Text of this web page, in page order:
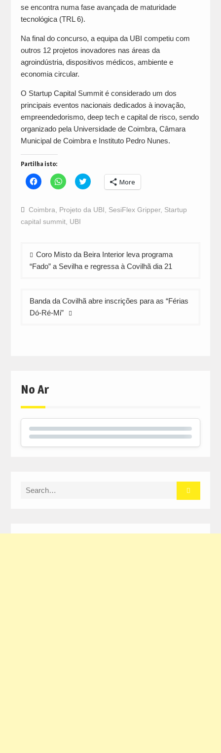
se encontra numa fase avançada de maturidade
tecnológica (TRL 6).
Na final do concurso, a equipa da UBI competiu com
outros 12 projetos inovadores nas áreas da
agroindústria, dispositivos médicos, ambiente e
economia circular.
O Startup Capital Summit é considerado um dos
principais eventos nacionais dedicados à inovação,
empreendedorismo, deep tech e capital de risco, sendo
organizado pela Universidade de Coimbra, Câmara
Municipal de Coimbra e Instituto Pedro Nunes.
Partilha isto:
Click
to
Facebook
(Opens
in
new
Click
to
WhatsApp
(Opens
in
new
Click
to
Twitter
(Opens
More
Coimbra Projeto da UBI SesiFlex Gripper, Startup
capital summit, UBI
Navegação
de
Coro Misto da Beira Interior leva programa
“Fado” a Sevilha e regressa à Covilhã dia 21
Banda da Covilhã abre inscrições para as “Férias
Dó-Ré-Mi”
No Ar
Search